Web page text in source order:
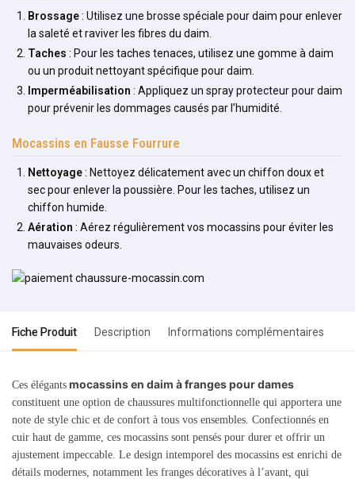
Brossage: Utilisez une brosse spéciale pour daim pour enlever
la saleté et raviver les fibres du daim.
Taches : Pour les taches tenaces, utilisez une gomme à daim
ou un produit nettoyant spécifique pour daim.
Imperméabilisation : Appliquez un spray protecteur pour daim
pour prévenir les dommages causés par l’humidité.
Mocassins en Fausse Fourrure
Nettoyage: Nettoyez délicatement avec un chiffon doux et
sec pour enlever la poussière. Pour les taches, utilisez un
chiffon humide.
Aération : Aérez régulièrement vos mocassins pour éviter les
mauvaises odeurs.
Fiche Produit Description Informations complémentaires
Ces élégants mocassins en daim à franges pour dames
constituent une option de chaussures multifonctionnelle qui apportera une
note de style chic et de confort à tous vos ensembles. Confectionnés en
cuir haut de gamme, ces mocassins sont pensés pour durer et offrir un
ajustement impeccable. Le design intemporel des mocassins est enrichi de
détails modernes, notamment les franges décoratives à l’avant, qui